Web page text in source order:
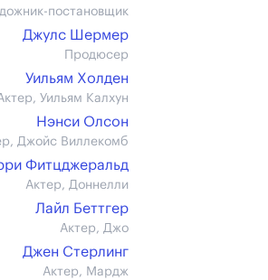
постановщик
Джулс Шермер
Продюсер
Уильям Холден
Уильям Калхун
Нэнси Олсон
Джойс Виллекомб
Фитцджеральд
Актер, Доннелли
Лайл Беттгер
Актер, Джо
Джен Стерлинг
Актер, Мардж